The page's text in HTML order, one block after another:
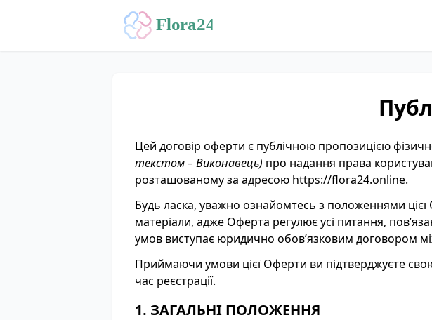
Цей договір оферти є публічною пропозицією
текстом – Виконавець) про надання права
розташованому за адресою https://flora24.online.
Будь ласка, уважно ознайомтесь з положеннями
матеріали, адже Оферта регулює усі питання,
умов виступає юридично обов’язковим договором
Приймаючи умови цієї Оферти ви підтверджуєте
час реєстрації.
1. ЗАГАЛЬНІ ПОЛОЖЕННЯ